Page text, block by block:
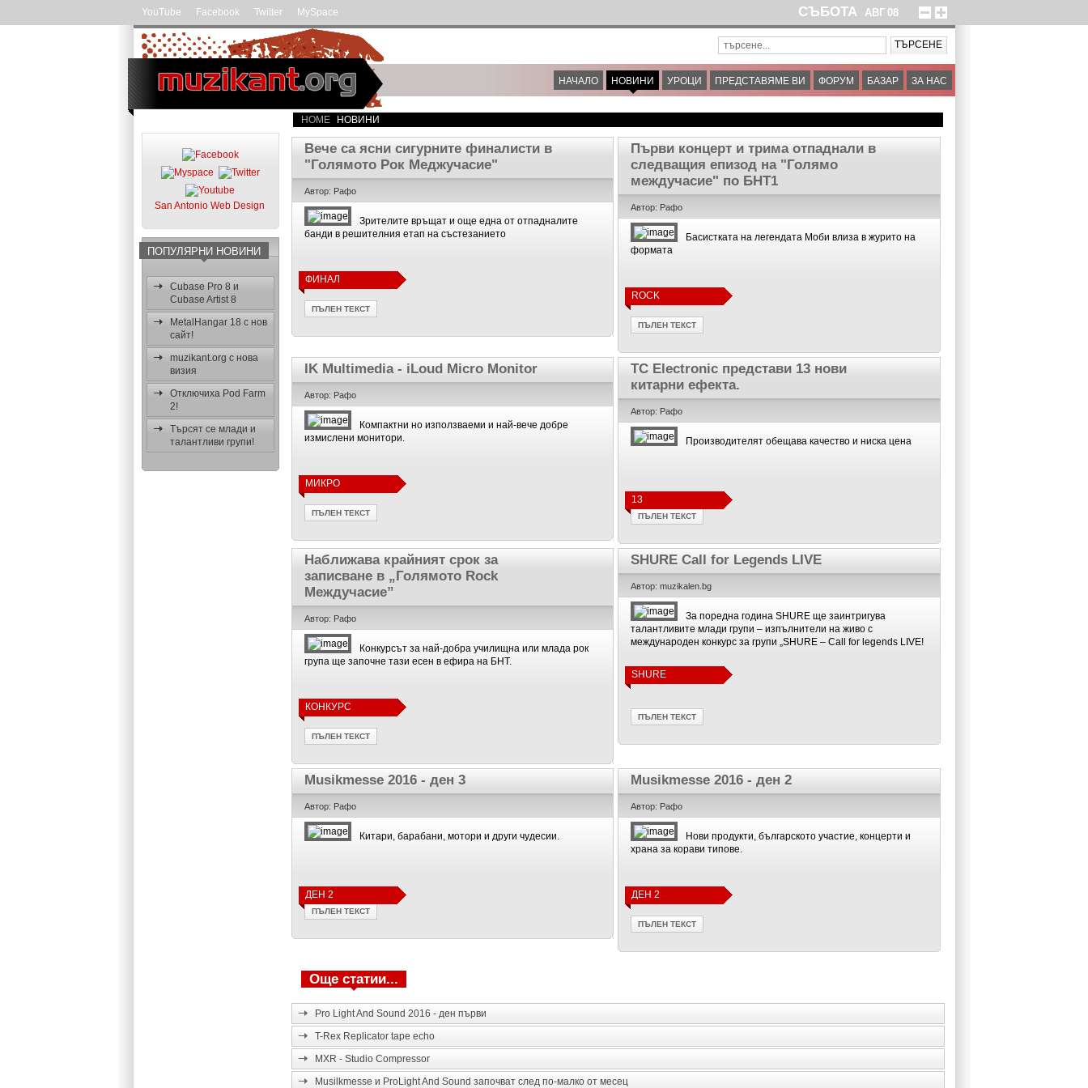
YouTube Facebook Twitter MySpace СЪБОТА АВГ 08
НАЧАЛО НОВИНИ УРОЦИ ПРЕДСТАВЯМЕ ВИ ФОРУМ БАЗАР ЗА НАС
San Antonio Web Design
ПОПУЛЯРНИ НОВИНИ
Cubase Pro 8 и
Cubase Artist 8
MetalHangar 18 с нов
сайт!
muzikant.org с нова
визия
Отключиха Pod Farm
2!
Търсят се млади и
талантливи групи!
HOME НОВИНИ
Вече са ясни сигурните финалисти в
"Голямото Рок Меджучасие"
Автор: Рафо
ФИНАЛ
Зрителите връщат и още една от отпадналите
банди в решителния етап на състезанието
ПЪЛЕН ТЕКСТ
Първи концерт и трима отпаднали в
следващия епизод на "Голямо
междучасие" по БНТ1
Автор: Рафо
ROCK
Басистката на легендата Моби влиза в журито на
формата
ПЪЛЕН ТЕКСТ
IK Multimedia - iLoud Micro Monitor
Автор: Рафо
МИКРО
Компактни но използваеми и най-вече добре
измислени монитори.
ПЪЛЕН ТЕКСТ
TC Electronic представи 13 нови
китарни ефекта.
Автор: Рафо
13
Производителят обещава качество и ниска цена
ПЪЛЕН ТЕКСТ
Наближава крайният срок за
записванe в „Голямото Rock
Междучасие”
Автор: Рафо
КОНКУРС
Конкурсът за най-добра училищна или млада рок
група ще започне тази есен в ефира на БНТ.
ПЪЛЕН ТЕКСТ
SHURE Call for Legends LIVE
Автор: muzikalen.bg
SHURE
За поредна година SHURE ще заинтригува
талантливите млади групи – изпълнители на живо с
международен конкурс за групи „SHURE – Call for legends LIVE!
ПЪЛЕН ТЕКСТ
Musikmesse 2016 - ден 3
Автор: Рафо
ДЕН 2
Китари, барабани, мотори и други чудесии.
ПЪЛЕН ТЕКСТ
Musikmesse 2016 - ден 2
Автор: Рафо
ДЕН 2
Нови продукти, българското участие, концерти и
храна за корави типове.
ПЪЛЕН ТЕКСТ
Още статии...
Pro Light And Sound 2016 - ден първи
T-Rex Replicator tape echo
MXR - Studio Compressor
Musilkmesse и ProLight And Sound започват след по-малко от месец